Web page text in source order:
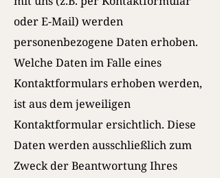
oder E-Mail) werden
personenbezogene Daten erhoben.
Welche Daten im Falle eines
Kontaktformulars erhoben werden,
ist aus dem jeweiligen
Kontaktformular ersichtlich. Diese
Daten werden ausschließlich zum
Zweck der Beantwortung Ihres